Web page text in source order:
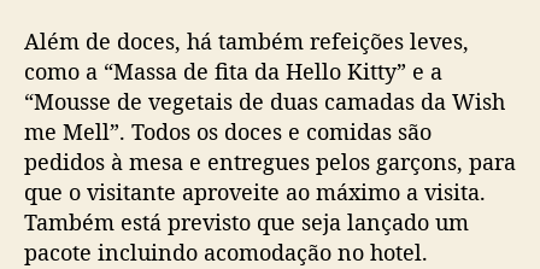
H
a
c
o
j
i
Além de doces, há também refeições leves,
como a “Massa de fita da Hello Kitty” e a
“Mousse de vegetais de duas camadas da Wish
me Mell”. Todos os doces e comidas são
pedidos à mesa e entregues pelos garçons, para
que o visitante aproveite ao máximo a visita.
Também está previsto que seja lançado um
pacote incluindo acomodação no hotel.